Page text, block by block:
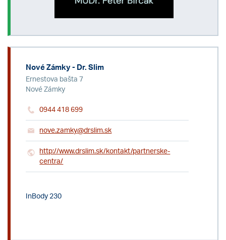
Nové Zámky - Dr. Slim
Ernestova bašta 7
Nové Zámky
0944 418 699
nove.zamky@drslim.sk
http://www.drslim.sk/kontakt/partnerske-
centra/
InBody 230